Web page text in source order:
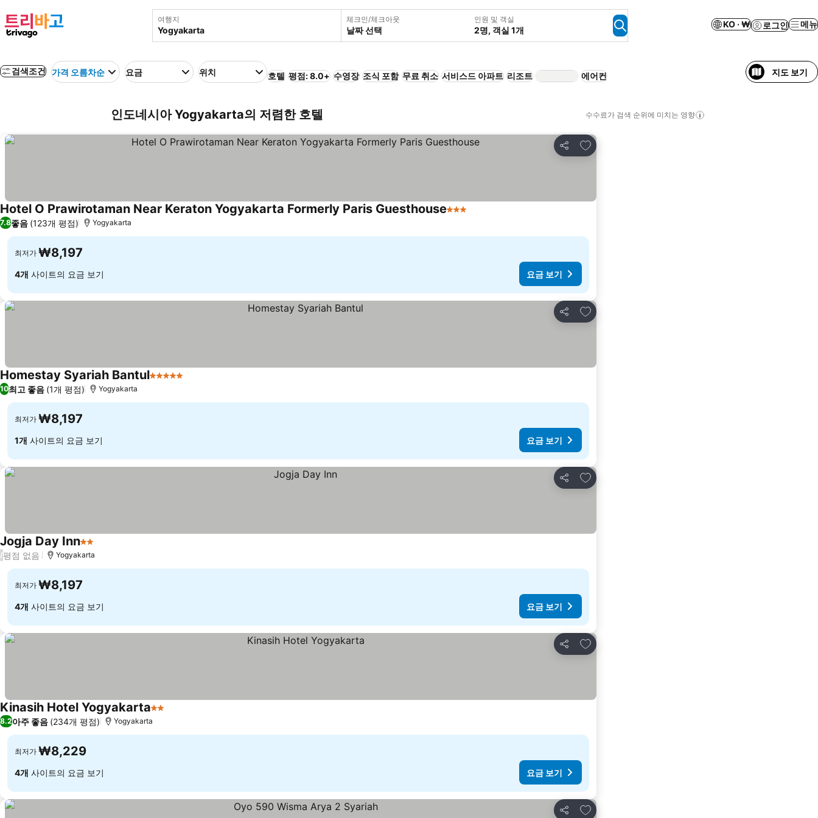
여행지 체크인/체크아웃
날짜 선택
인원 및 객실
2명, 객실 1개
KO · ₩ 로그인 메뉴
검색조건 가격 오름차순 요금 위치 호텔 평점: 8.0+ 수영장 조식 포함 무료 취소 서비스드 아파트 리조트 에어컨 지도 보기
인도네시아 Yogyakarta의 저렴한 호텔 수수료가 검색 순위에 미치는 영향
공유
즐겨찾기에 추가
Hotel O Prawirotaman Near Keraton Yogyakarta Formerly Paris Guesthouse3 성급
7.8좋음 (123개 평점) Yogyakarta
최저가 ₩8,197
4개 사이트의 요금 보기 요금 보기
공유
즐겨찾기에 추가
Homestay Syariah Bantul5 성급
10최고 좋음 (1개 평점) Yogyakarta
최저가 ₩8,197
1개 사이트의 요금 보기 요금 보기
공유
즐겨찾기에 추가
Jogja Day Inn2 성급
/평점 없음 Yogyakarta
최저가 ₩8,197
4개 사이트의 요금 보기 요금 보기
공유
즐겨찾기에 추가
Kinasih Hotel Yogyakarta2 성급
8.2아주 좋음 (234개 평점) Yogyakarta
최저가 ₩8,229
4개 사이트의 요금 보기 요금 보기
공유
즐겨찾기에 추가